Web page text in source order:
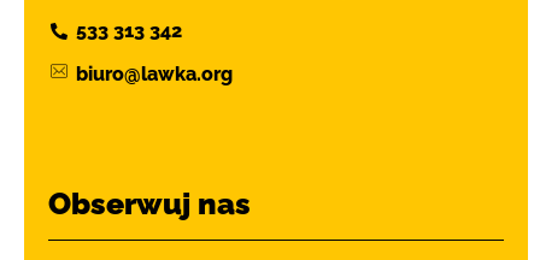
533 313 342
biuro@lawka.org
Obserwuj nas